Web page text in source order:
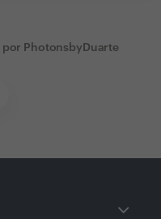
por PhotonsbyDuarte